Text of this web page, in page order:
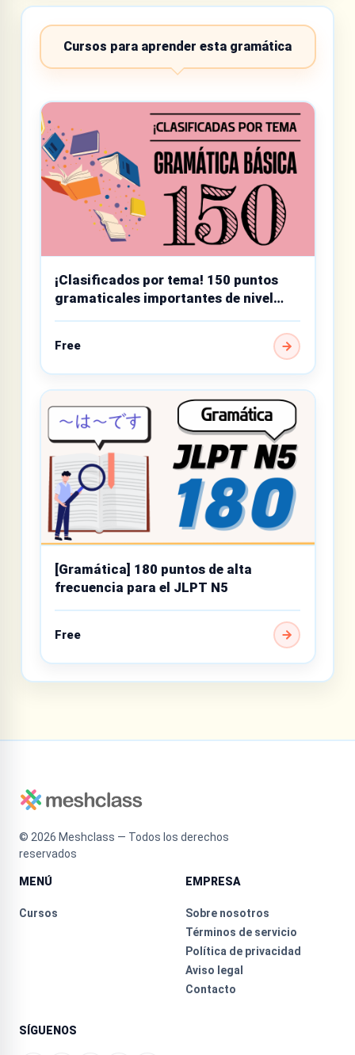
Cursos para aprender esta gramática
¡Clasificados por tema! 150 puntos
gramaticales importantes de nivel
básico
Free
[Gramática] 180 puntos de alta
frecuencia para el JLPT N5
Free
© 2026 Meshclass — Todos los derechos
reservados
MENÚ
Cursos
EMPRESA
Sobre nosotros
Términos de servicio
Política de privacidad
Aviso legal
Contacto
SÍGUENOS